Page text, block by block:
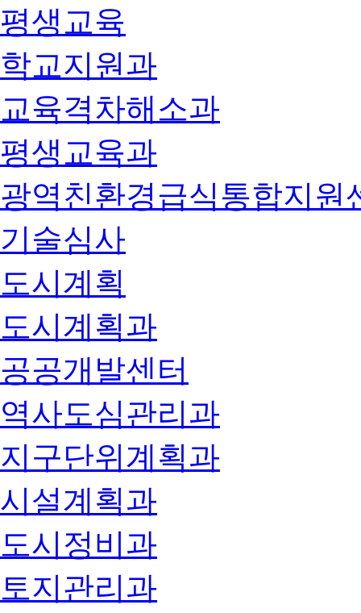
평생교육
학교지원과
교육격차해소과
평생교육과
광역친환경급식통합지원
기술심사
도시계획
도시계획과
공공개발센터
역사도심관리과
지구단위계획과
시설계획과
도시정비과
토지관리과